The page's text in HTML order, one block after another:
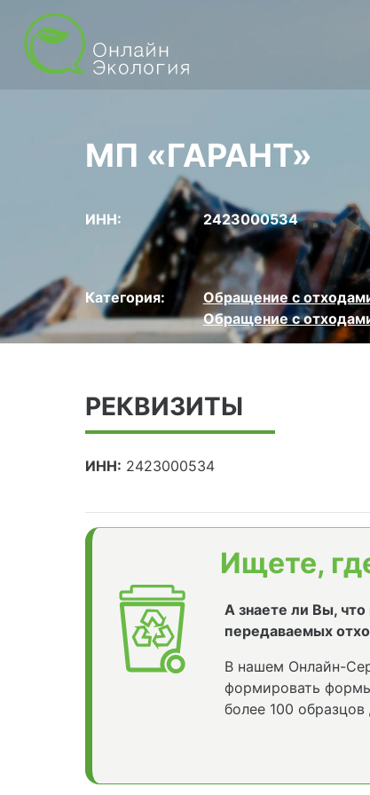
МП «ГАРАНТ»
ИНН: 2423000534
Категория: Обращение с
Обращение с
РЕКВИЗИТЫ
ИНН: 2423000534
Ищете,
А знаете ли Вы,
передаваемых
В нашем Онлайн-
формировать
более 100